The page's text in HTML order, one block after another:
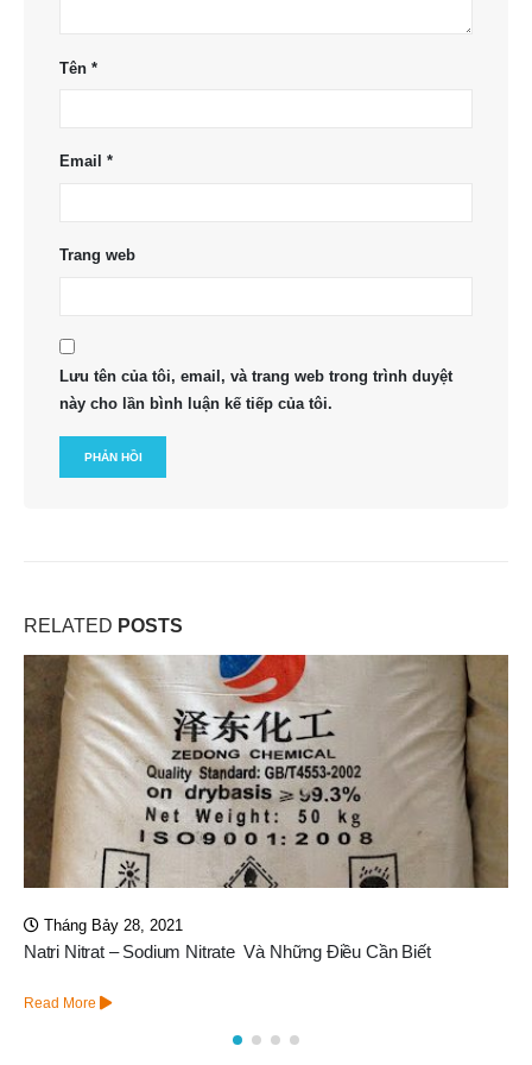
Tên *
Email *
Trang web
Lưu tên của tôi, email, và trang web trong trình duyệt
này cho lần bình luận kế tiếp của tôi.
RELATED POSTS
Tháng Bảy 1, 2026
Màng UF GE8040F50 Series GE – Veolia (Suez)